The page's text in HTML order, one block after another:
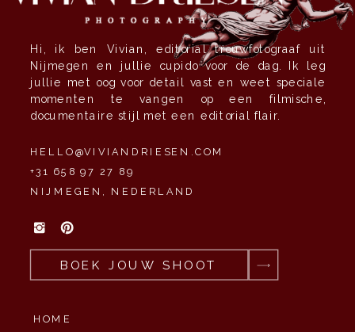
BOEK JOUW SHOOT
NIJMEGEN, NEDERLAND
+31 658 97 27 89
HELLO@VIVIANDRIESEN.COM
HOME
Hi, ik ben Vivian, editorial trouwfotograaf uit
Nijmegen en jullie cupido voor de dag. Ik leg
jullie met oog voor detail vast en weet speciale
momenten te vangen op een filmische,
documentaire stijl met een editorial flair.